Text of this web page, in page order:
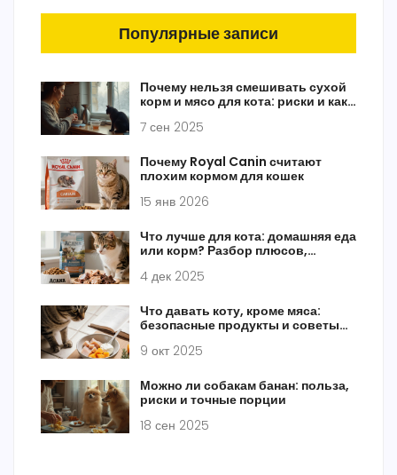
Популярные записи
Почему нельзя смешивать сухой
корм и мясо для кота: риски и как
7 сен 2025
Почему Royal Canin считают
плохим кормом для кошек
15 янв 2026
Что лучше для кота: домашняя еда
или корм? Разбор плюсов,
4 дек 2025
Что давать коту, кроме мяса:
безопасные продукты и советы
9 окт 2025
Можно ли собакам банан: польза,
риски и точные порции
18 сен 2025